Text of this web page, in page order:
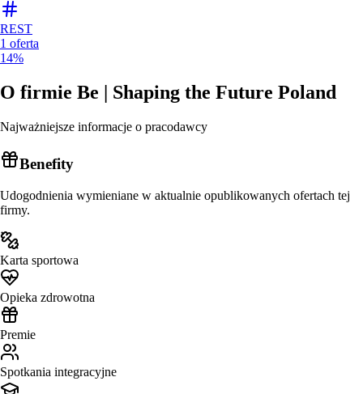
REST
1 oferta
14%
O firmie Be | Shaping the Future Poland
Najważniejsze informacje o pracodawcy
Benefity
Udogodnienia wymieniane w aktualnie opublikowanych ofertach tej
firmy.
Karta sportowa
Opieka zdrowotna
Premie
Spotkania integracyjne